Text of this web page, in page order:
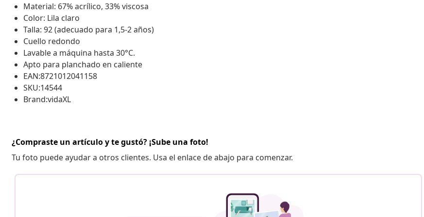
Material: 67% acrílico, 33% viscosa
Color: Lila claro
Talla: 92 (adecuado para 1,5-2 años)
Cuello redondo
Lavable a máquina hasta 30°C.
Apto para planchado en caliente
EAN:8721012041158
SKU:14544
Brand:vidaXL
¿Compraste un artículo y te gustó? ¡Sube una foto!
Tu foto puede ayudar a otros clientes. Usa el enlace de abajo para comenzar.